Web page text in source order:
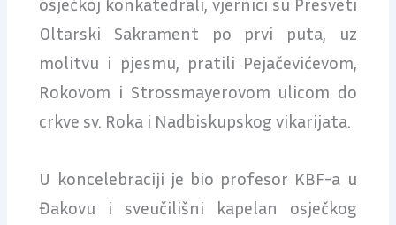
Oltarski Sakrament po prvi puta, uz
molitvu i pjesmu, pratili Pejačevićevom,
Rokovom i Strossmayerovom ulicom do
crkve sv. Roka i Nadbiskupskog vikarijata.
U koncelebraciji je bio profesor KBF-a u
Đakovu i sveučilišni kapelan osječkog